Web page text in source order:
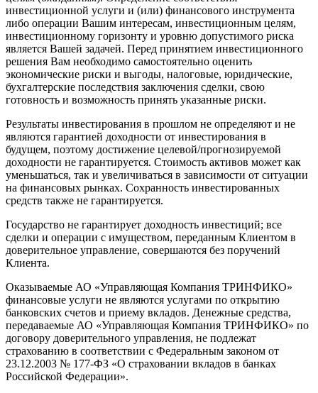
инвестиционной услуги и (или) финансового инструмента
либо операции Вашим интересам, инвестиционным целям,
инвестиционному горизонту и уровню допустимого риска
является Вашей задачей. Перед принятием инвестиционного
решения Вам необходимо самостоятельно оценить
экономические риски и выгоды, налоговые, юридические,
бухгалтерские последствия заключения сделки, свою
готовность и возможность принять указанные риски.
Результаты инвестирования в прошлом не определяют и не
являются гарантией доходности от инвестирования в
будущем, поэтому достижение целевой/прогнозируемой
доходности не гарантируется. Стоимость активов может как
уменьшаться, так и увеличиваться в зависимости от ситуации
на финансовых рынках. Сохранность инвестированных
средств также не гарантируется.
Государство не гарантирует доходность инвестиций; все
сделки и операции с имуществом, переданным Клиентом в
доверительное управление, совершаются без поручений
Клиента.
Оказываемые АО «Управляющая Компания ТРИНФИКО»
финансовые услуги не являются услугами по открытию
банковских счетов и приему вкладов. Денежные средства,
передаваемые АО «Управляющая Компания ТРИНФИКО» по
договору доверительного управления, не подлежат
страхованию в соответствии с Федеральным законом от
23.12.2003 № 177-ФЗ «О страховании вкладов в банках
Российской Федерации».